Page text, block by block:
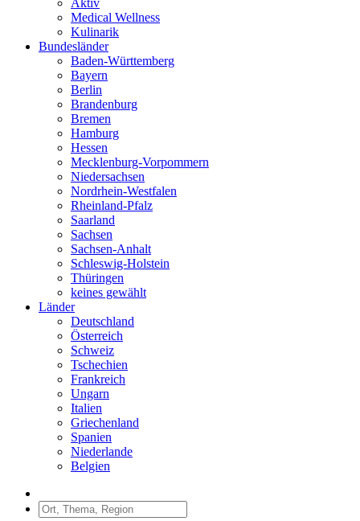
Medical Wellness
Kulinarik
Bundesländer
Baden-Württemberg
Bayern
Berlin
Brandenburg
Bremen
Hamburg
Hessen
Mecklenburg-Vorpommern
Niedersachsen
Nordrhein-Westfalen
Rheinland-Pfalz
Saarland
Sachsen
Sachsen-Anhalt
Schleswig-Holstein
Thüringen
keines gewählt
Länder
Deutschland
Österreich
Schweiz
Tschechien
Frankreich
Ungarn
Italien
Griechenland
Spanien
Niederlande
Belgien